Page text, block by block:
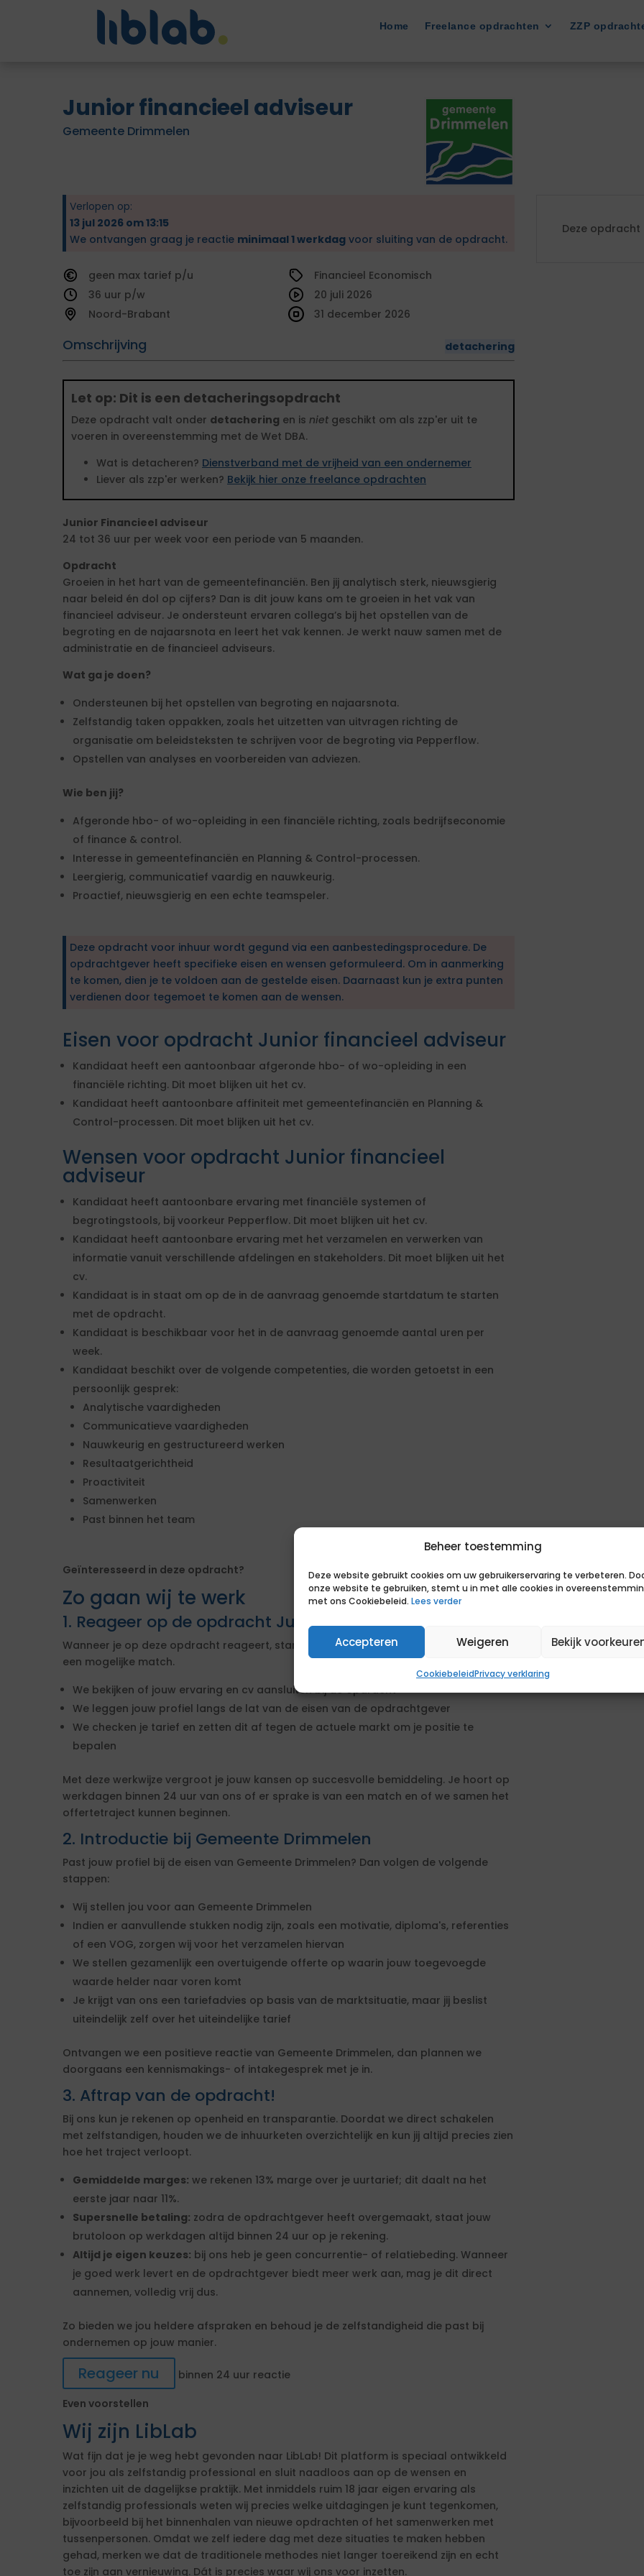
Beheer toestemming
Deze website gebruikt cookies om uw gebruikerservaring te verbeteren.
onze website te gebruiken, stemt u in met alle cookies in
met ons Cookiebeleid. Lees verder
Accepteren Weigeren Bekijk
CookiebeleidPrivacy verklaring
Home Freelance opdrachten ZZP
Junior financieel adviseur
Gemeente Drimmelen
Verlopen op:
13 jul 2026 om 13:15
We ontvangen graag je reactie minimaal 1 werkdag voor sluiting van de opdracht.
geen
tarief
36
Noord-Brabant
Financieel Economisch
Omschrijving detachering
20 juli 2026
31 december 2026
Let op: Dit is een detacheringsopdracht
Deze opdracht valt onder detachering en is niet geschikt om als zzp'er uit te
voeren in overeenstemming met de Wet DBA.
Wat is detacheren? Dienstverband met de vrijheid van een ondernemer
Liever als zzp'er werken? Bekijk hier onze freelance opdrachten
Junior Financieel adviseur
24 tot 36 uur per week voor een periode van 5 maanden.
Opdracht
Groeien in het hart van de gemeentefinanciën. Ben jij analytisch sterk, nieuwsgierig
naar beleid én dol op cijfers? Dan is dit jouw kans om te groeien in het vak van
financieel adviseur. Je ondersteunt ervaren collega’s bij het opstellen van de
begroting en de najaarsnota en leert het vak kennen. Je werkt nauw samen met de
administratie en de financieel adviseurs.
Wat ga je doen?
Ondersteunen bij het opstellen van begroting en najaarsnota.
Zelfstandig taken oppakken, zoals het uitzetten van uitvragen richting de
organisatie om beleidsteksten te schrijven voor de begroting via Pepperflow.
Opstellen van analyses en voorbereiden van adviezen.
Wie ben jij?
Afgeronde hbo- of wo-opleiding in een financiële richting, zoals bedrijfseconomie
of finance & control.
Interesse in gemeentefinanciën en Planning & Control-processen.
Leergierig, communicatief vaardig en nauwkeurig.
Proactief, nieuwsgierig en een echte teamspeler.
Deze opdracht voor inhuur wordt gegund via een aanbestedingsprocedure. De
opdrachtgever heeft specifieke eisen en wensen geformuleerd. Om in aanmerking
te komen, dien je te voldoen aan de gestelde eisen. Daarnaast kun je extra punten
verdienen door tegemoet te komen aan de wensen.
Eisen voor opdracht Junior financieel adviseur
Kandidaat heeft een aantoonbaar afgeronde hbo- of wo-opleiding in een
financiële richting. Dit moet blijken uit het cv.
Kandidaat heeft aantoonbare affiniteit met gemeentefinanciën en Planning &
Control-processen. Dit moet blijken uit het cv.
Wensen voor opdracht Junior financieel
adviseur
Kandidaat heeft aantoonbare ervaring met financiële systemen of
begrotingstools, bij voorkeur Pepperflow. Dit moet blijken uit het cv.
Kandidaat heeft aantoonbare ervaring met het verzamelen en verwerken van
informatie vanuit verschillende afdelingen en stakeholders. Dit moet blijken uit het
cv.
Kandidaat is in staat om op de in de aanvraag genoemde startdatum te starten
met de opdracht.
Kandidaat is beschikbaar voor het in de aanvraag genoemde aantal uren per
week.
Kandidaat beschikt over de volgende competenties, die worden getoetst in een
persoonlijk gesprek:
Analytische vaardigheden
Communicatieve vaardigheden
Nauwkeurig en gestructureerd werken
Resultaatgerichtheid
Proactiviteit
Samenwerken
Past binnen het team
Geïnteresseerd in deze opdracht?
Zo gaan wij te werk
1. Reageer op de opdracht Junior financieel adviseur
Wanneer je op deze opdracht reageert, starten wij direct met het beoordelen van
een mogelijke match.
We bekijken of jouw ervaring en cv aansluiten bij de opdracht
We leggen jouw profiel langs de lat van de eisen van de opdrachtgever
We checken je tarief en zetten dit af tegen de actuele markt om je positie te
bepalen
Met deze werkwijze vergroot je jouw kansen op succesvolle bemiddeling. Je hoort op
werkdagen binnen 24 uur van ons of er sprake is van een match en of we samen het
offertetraject kunnen beginnen.
2. Introductie bij Gemeente Drimmelen
Past jouw profiel bij de eisen van Gemeente Drimmelen? Dan volgen de volgende
stappen:
Wij stellen jou voor aan Gemeente Drimmelen
Indien er aanvullende stukken nodig zijn, zoals een motivatie, diploma's, referenties
of een VOG, zorgen wij voor het verzamelen hiervan
We stellen gezamenlijk een overtuigende offerte op waarin jouw toegevoegde
waarde helder naar voren komt
Je krijgt van ons een tariefadvies op basis van de marktsituatie, maar jij beslist
uiteindelijk zelf over het uiteindelijke tarief
Ontvangen we een positieve reactie van Gemeente Drimmelen, dan plannen we
doorgaans een kennismakings- of intakegesprek met je in.
3. Aftrap van de opdracht!
Bij ons kun je rekenen op openheid en transparantie. Doordat we direct schakelen
met zelfstandigen, houden we de inhuurketen overzichtelijk en kun jij altijd precies zien
hoe het traject verloopt.
Gemiddelde marges: we rekenen 13% marge over je uurtarief; dit daalt na het
eerste jaar naar 11%.
Supersnelle betaling: zodra de opdrachtgever heeft overgemaakt, staat jouw
brutoloon op werkdagen altijd binnen 24 uur op je rekening.
Altijd je eigen keuzes: bij ons heb je geen concurrentie- of relatiebeding. Wanneer
je goed werk levert en de opdrachtgever biedt meer werk aan, mag je dit direct
aannemen, volledig vrij dus.
Zo bieden we jou heldere afspraken en behoud je de zelfstandigheid die past bij
ondernemen op jouw manier.
Reageer nu
binnen 24 uur reactie
Even voorstellen
Wij zijn LibLab
Wat fijn dat je je weg hebt gevonden naar LibLab! Dit platform is speciaal ontwikkeld
voor jou als zelfstandig professional en sluit naadloos aan op de wensen en
inzichten uit de dagelijkse praktijk. Met inmiddels ruim 18 jaar eigen ervaring als
zelfstandig professionals weten wij precies welke uitdagingen je kunt tegenkomen,
bijvoorbeeld bij het binnenhalen van nieuwe opdrachten of het samenwerken met
tussenpersonen. Omdat we zelf iedere dag met deze situaties te maken hebben
gehad, merken we dat de traditionele methodes niet langer toereikend zijn en echt
toe zijn aan vernieuwing. Dát is precies waar wij ons voor inzetten.
Deze opdracht